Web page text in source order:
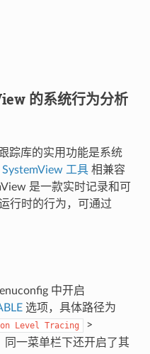
的系统行为分析
踪库的实用功能是系统
SystemView 工具相兼容
是一款实时记录和可
行时的行为，可通过
中开启
选项，具体路径为
Level Tracing >
同一菜单栏下还开启了其